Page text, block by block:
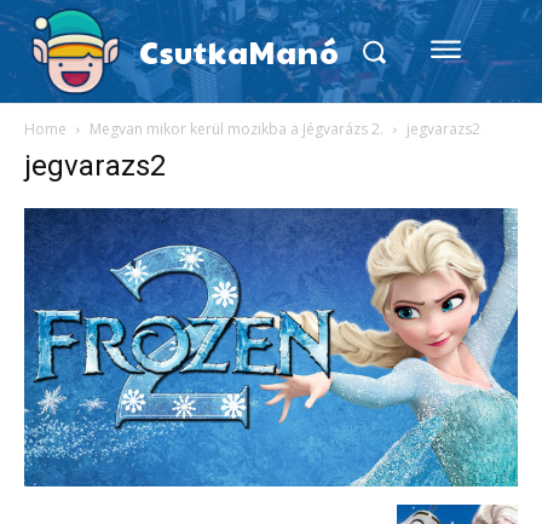
CsutkaManó
Home Megvan mikor kerül mozikba a Jégvarázs 2. jegvarazs2
jegvarazs2